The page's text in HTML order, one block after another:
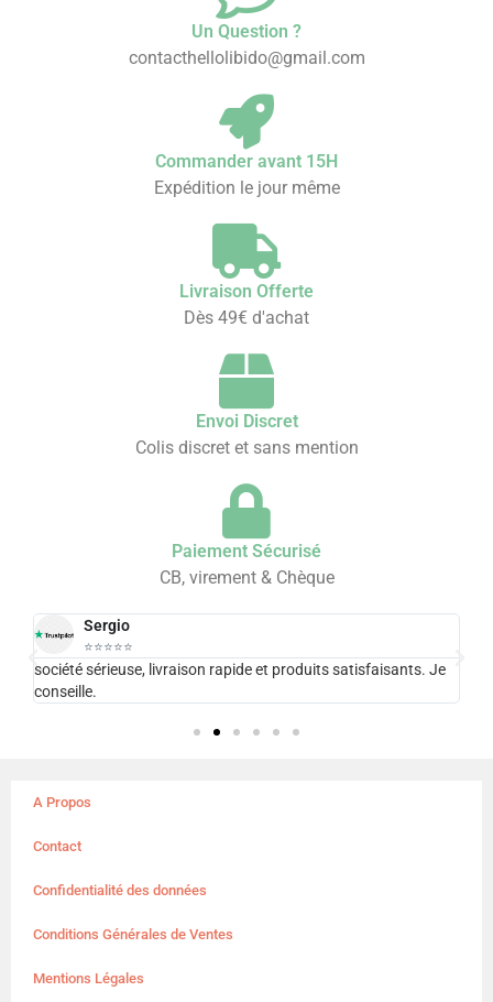
Un Question ?
contacthellolibido@gmail.com
Commander avant 15H
Expédition le jour même
Livraison Offerte
Dès 49€ d'achat
Envoi Discret
Colis discret et sans mention
Paiement Sécurisé
CB, virement & Chèque
Sergio
⭐⭐⭐⭐⭐
société sérieuse, livraison rapide et produits satisfaisants. Je
conseille.
A Propos
Contact
Confidentialité des données
Conditions Générales de Ventes
Mentions Légales